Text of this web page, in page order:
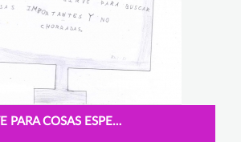
INTERNET SIRVE PARA COSAS ESPECIALES.